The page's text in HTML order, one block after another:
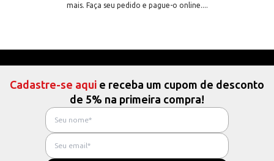
mais. Faça seu pedido e pague-o online....
Cadastre-se aqui e receba um cupom de desconto
de 5% na primeira compra!